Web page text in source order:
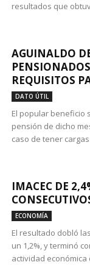
resultados que
AGUINALDO
REQUISITOS
DATO ÚTIL
El popular beneficio
pensión de dicho
caso de tener
IMACEC DE
ECONOMÍA
El resultado dobló
un 1,2%, y terminó
actividad económica